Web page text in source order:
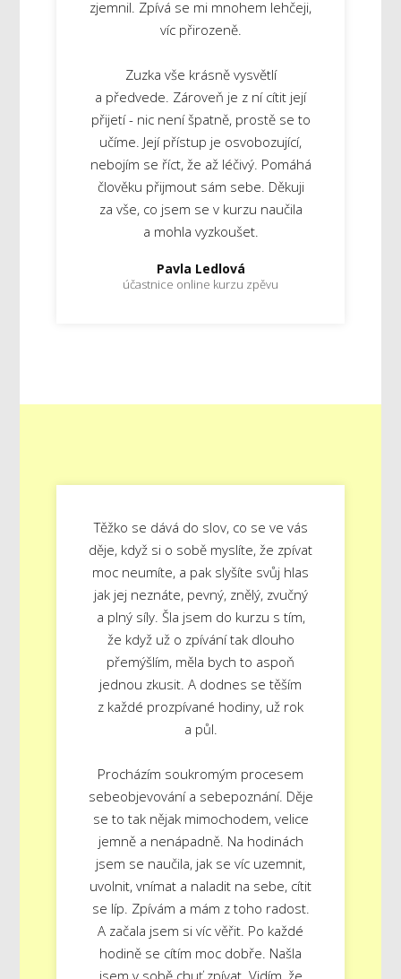
zjemnil. Zpívá se mi mnohem lehčeji,
víc přirozeně.
Zuzka vše krásně vysvětlí
a předvede. Zároveň je z ní cítit její
přijetí - nic není špatně, prostě se to
učíme. Její přístup je osvobozující,
nebojím se říct, že až léčivý. Pomáhá
člověku přijmout sám sebe. Děkuji
za vše, co jsem se v kurzu naučila
a mohla vyzkoušet.
Pavla Ledlová
účastnice online kurzu zpěvu
Těžko se dává do slov, co se ve vás
děje, když si o sobě myslíte, že zpívat
moc neumíte, a pak slyšíte svůj hlas
jak jej neznáte, pevný, znělý, zvučný
a plný síly. Šla jsem do kurzu s tím,
že když už o zpívání tak dlouho
přemýšlím, měla bych to aspoň
jednou zkusit. A dodnes se těším
z každé prozpívané hodiny, už rok
a půl.
Procházím soukromým procesem
sebeobjevování a sebepoznání. Děje
se to tak nějak mimochodem, velice
jemně a nenápadně. Na hodinách
jsem se naučila, jak se víc uzemnit,
uvolnit, vnímat a naladit na sebe, cítit
se líp. Zpívám a mám z toho radost.
A začala jsem si víc věřit. Po každé
hodině se cítím moc dobře. Našla
jsem v sobě chuť zpívat. Vidím, že